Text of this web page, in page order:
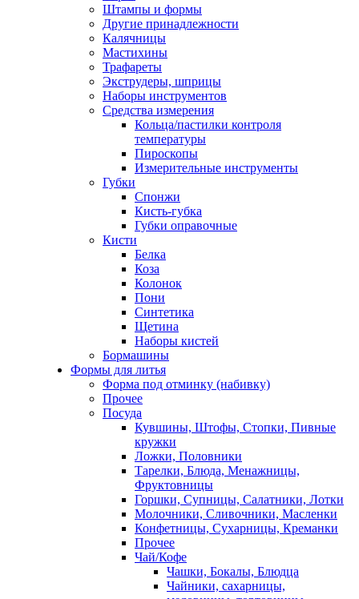
Штампы и формы
Другие принадлежности
Калячницы
Мастихины
Трафареты
Экструдеры, шприцы
Наборы инструментов
Средства измерения
Кольца/пастилки контроля
температуры
Пироскопы
Измерительные инструменты
Губки
Спонжи
Кисть-губка
Губки оправочные
Кисти
Белка
Коза
Колонок
Пони
Синтетика
Щетина
Наборы кистей
Бормашины
Формы для литья
Форма под отминку (набивку)
Прочее
Посуда
Кувшины, Штофы, Стопки, Пивные
кружки
Ложки, Половники
Тарелки, Блюда, Менажницы,
Фруктовницы
Горшки, Супницы, Салатники, Лотки
Молочники, Сливочники, Масленки
Конфетницы, Сухарницы, Креманки
Прочее
Чай/Кофе
Чашки, Бокалы, Блюдца
Чайники, сахарницы,